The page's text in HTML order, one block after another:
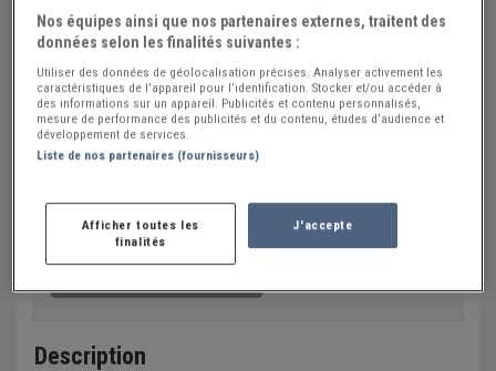
Créer une alerte MORGAN Plus 8
44 000 €
Vendeur Particulier
Belgique
Voir le téléphone
Description
Nos équipes ainsi que nos partenaires externes, traitent des
données selon les finalités suivantes :
Utiliser des données de géolocalisation précises. Analyser activement les
caractéristiques de l’appareil pour l’identification. Stocker et/ou accéder à
des informations sur un appareil. Publicités et contenu personnalisés,
mesure de performance des publicités et du contenu, études d’audience et
développement de services.
Liste de nos partenaires (fournisseurs)
Afficher toutes les
finalités
J'accepte